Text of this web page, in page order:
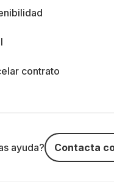
contrato
ayuda? Contacta